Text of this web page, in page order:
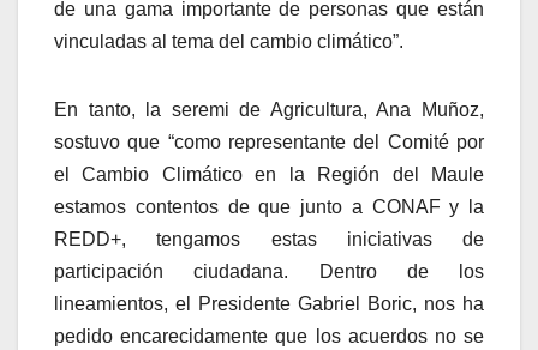
de una gama importante de personas que están
vinculadas al tema del cambio climático”.
En tanto, la seremi de Agricultura, Ana Muñoz,
sostuvo que “como representante del Comité por
el Cambio Climático en la Región del Maule
estamos contentos de que junto a CONAF y la
REDD+, tengamos estas iniciativas de
participación ciudadana. Dentro de los
lineamientos, el Presidente Gabriel Boric, nos ha
pedido encarecidamente que los acuerdos no se